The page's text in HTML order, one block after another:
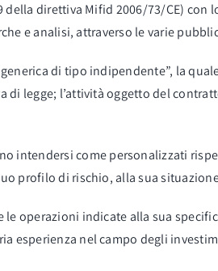
della direttiva Mifid 2006/73/CE)
e analisi, attraverso le varie
di tipo indipendente”, la
legge; l’attività oggetto del
intendersi come personalizzati
profilo di rischio, alla sua
le operazioni indicate alla sua
esperienza nel campo degli